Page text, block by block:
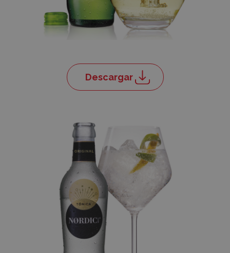
Descargar